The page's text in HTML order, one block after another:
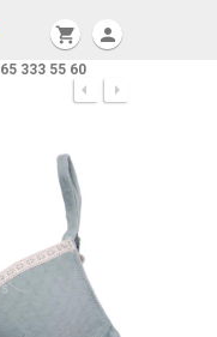
333 55 60
shopping_cart person